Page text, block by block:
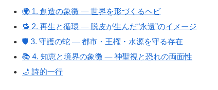
🌍 1. 創造の象徴 ― 世界を形づくるヘビ
🔁 2. 再生と循環 ― 脱皮が生んだ“永遠”のイメージ
🛡 3. 守護の蛇 ― 都市・王権・水源を守る存在
📚 4. 知恵と境界の象徴 ― 神聖視と恐れの両面性
🌙 詩的一行